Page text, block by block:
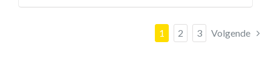
1 2 3 Volgende